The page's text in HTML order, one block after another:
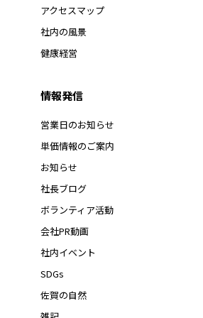
アクセスマップ
社内の風景
健康経営
情報発信
営業日のお知らせ
単価情報のご案内
お知らせ
社長ブログ
ボランティア活動
会社PR動画
社内イベント
SDGs
佐賀の自然